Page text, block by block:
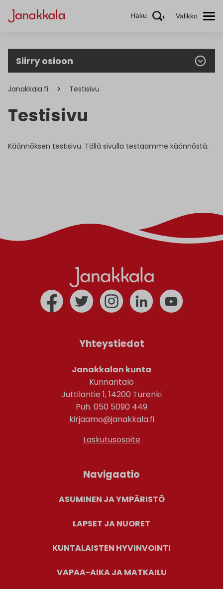
Haku Valikko
Siirry osioon
Janakkala.fi Testisivu
Testisivu
Käännöksen testisivu. Tällä sivulla testaamme käännöstä.
Yhteystiedot
Janakkalan kunta
Kunnantalo
Juttilantie 1, 14200 Turenki
Puh. 050 5090 449
kirjaamo@janakkala.fi
Laskutusosoite
Navigaatio
ASUMINEN JA YMPÄRISTÖ
LAPSET JA NUORET
KUNTALAISTEN HYVINVOINTI
VAPAA-AIKA JA MATKAILU